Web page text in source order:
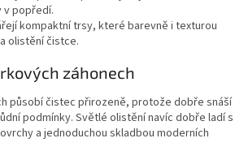
popředí.
kompaktní trsy, které barevně i texturou
olistění čistce.
záhonech
působí čistec přirozeně, protože dobře snáší
podmínky. Světlé olistění navíc dobře ladí s
a jednoduchou skladbou moderních